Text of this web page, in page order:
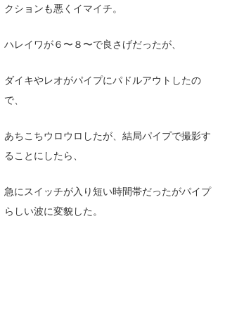
クションも悪くイマイチ。
ハレイワが６〜８〜で良さげだったが、
ダイキやレオがパイプにパドルアウトしたの
で、
あちこちウロウロしたが、結局パイプで撮影す
ることにしたら、
急にスイッチが入り短い時間帯だったがパイプ
らしい波に変貌した。
Naoya Kimoto
mitsuteru Kamio
arukasvision
DELTA FORCE SURF
CBA Films
熊谷素子
メディア
SURFMEDIA
波伝説アンバサダー/プロライダー
嵯峨明日香
進士剛光
田原啓江
植村未来
+☆maki☆+
Aichan
chan-U
ECE